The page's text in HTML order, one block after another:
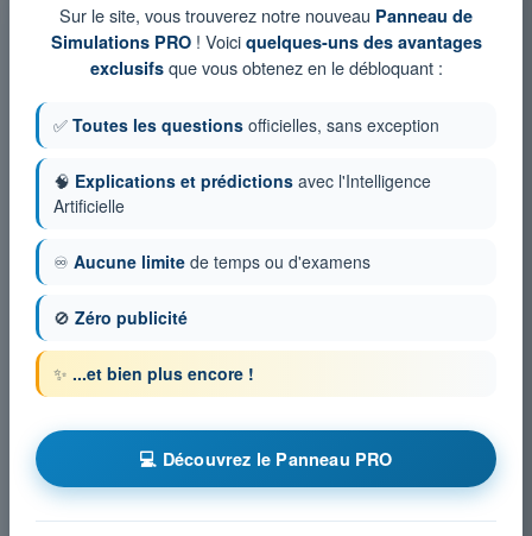
Sur le site, vous trouverez notre nouveau Panneau de
Simulations PRO! Voici quelques-uns des avantages
exclusifsque vous obtenez en le débloquant :
✅ Toutes les questions officielles, sans exception
🧠 Explications et prédictions avec l'Intelligence
Artificielle
♾️ Aucune limite de temps ou d'examens
🚫 Zéro publicité
✨ ...et bien plus encore !
💻 Découvrez le Panneau PRO